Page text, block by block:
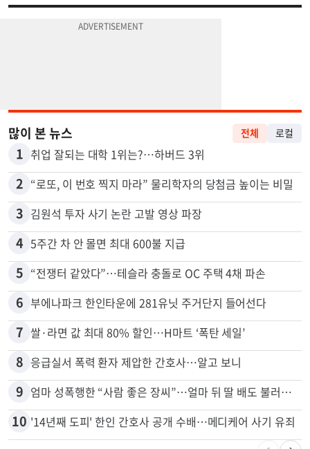
많이 본 뉴스 전체 로컬
1 취업 잘되는 대학 1위는?…하버드 3위
2 “로또, 이 번호 찍지 마라” 물리학자의 당첨금 높이는 비밀
3 김원석 투자 사기 논란 고발 영상 파장
4 5주간 차 안 몰면 최대 600불 지급
5 “전쟁터 같았다”…테슬라 충돌로 OC 주택 4채 파손
6 부에나파크 한인타운에 281유닛 주거단지 들어선다
7 쌀·라면 값 최대 80% 할인…H마트 ‘폭탄 세일’
8 응급실서 폭력 환자 제압한 간호사…알고 보니
9 엄마 성폭행한 “사람 좋은 장씨”…얼마 뒤 딸 배도 불러왔다
10 '14년째 도피' 한인 간호사 공개 수배…메디케어 사기 유죄